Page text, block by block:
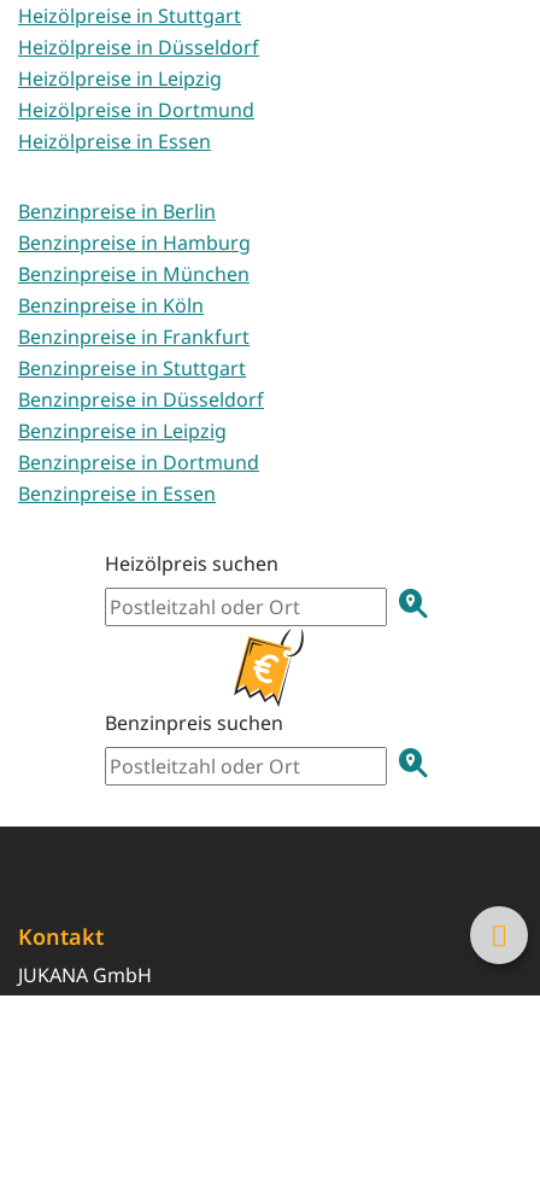
Heizölpreise in Stuttgart
Heizölpreise in Düsseldorf
Heizölpreise in Leipzig
Heizölpreise in Dortmund
Heizölpreise in Essen
Benzinpreise in Berlin
Benzinpreise in Hamburg
Benzinpreise in München
Benzinpreise in Köln
Benzinpreise in Frankfurt
Benzinpreise in Stuttgart
Benzinpreise in Düsseldorf
Benzinpreise in Leipzig
Benzinpreise in Dortmund
Benzinpreise in Essen
Heizölpreis suchen
Benzinpreis suchen
Kontakt
JUKANA GmbH